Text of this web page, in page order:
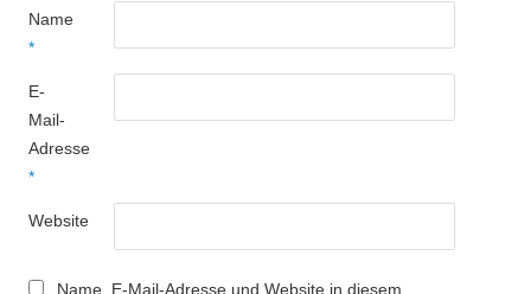
Name
*
E-
Mail-
Adresse
*
Website
Name, E-Mail-Adresse und Website in diesem